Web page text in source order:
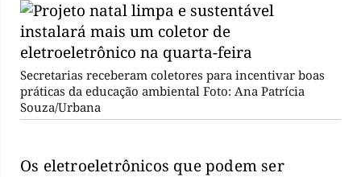
Secretarias receberam coletores para incentivar boas
práticas da educação ambiental Foto: Ana Patrícia
Souza/Urbana
Os eletroeletrônicos que podem ser